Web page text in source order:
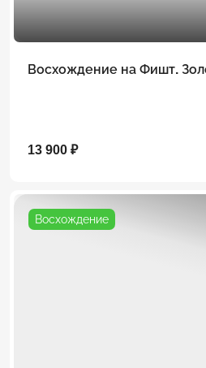
Восхождение на Фишт.
13 900 ₽
Восхождение